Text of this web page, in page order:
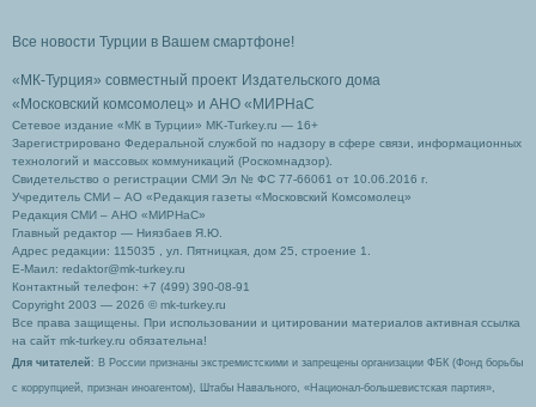
Все новости Турции в Вашем смартфоне!
«МК-Турция» совместный проект Издательского дома
«Московский комсомолец» и АНО «МИРНаС
Сетевое издание «МК в Турции» MK-Turkey.ru — 16+
Зарегистрировано Федеральной службой по надзору в сфере связи, информационных
технологий и массовых коммуникаций (Роскомнадзор).
Свидетельство о регистрации СМИ Эл № ФС 77-66061 от 10.06.2016 г.
Учредитель СМИ – АО «Редакция газеты «Московский Комсомолец»
Редакция СМИ – АНО «МИРНаС»
Главный редактор — Ниязбаев Я.Ю.
Адрес редакции: 115035 , ул. Пятницкая, дом 25, строение 1.
Е-Маил: redaktor@mk-turkey.ru
Контактный телефон: +7 (499) 390-08-91
Copyright 2003 — 2026 © mk-turkey.ru
Все права защищены. При использовании и цитировании материалов активная ссылка
на сайт mk-turkey.ru обязательна!
Для читателей : В России признаны экстремистскими и запрещены организации ФБК (Фонд борьбы
с коррупцией, признан иноагентом), Штабы Навального, «Национал-большевистская партия»,